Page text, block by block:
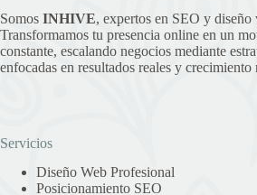
Somos INHIVE, expertos en SEO y diseño
Transformamos tu presencia online en un
constante, escalando negocios mediante
enfocadas en resultados reales y crecimiento
Servicios
Diseño Web Profesional
Posicionamiento SEO